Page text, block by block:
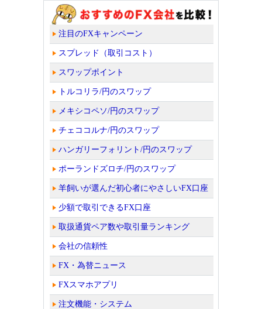
注目のFXキャンペーン
スプレッド（取引コスト）
スワップポイント
トルコリラ/円のスワップ
メキシコペソ/円のスワップ
チェココルナ/円のスワップ
ハンガリーフォリント/円のスワップ
ポーランドズロチ/円のスワップ
羊飼いが選んだ初心者にやさしいFX口座
少額で取引できるFX口座
取扱通貨ペア数や取引量ランキング
会社の信頼性
FX・為替ニュース
FXスマホアプリ
注文機能・システム